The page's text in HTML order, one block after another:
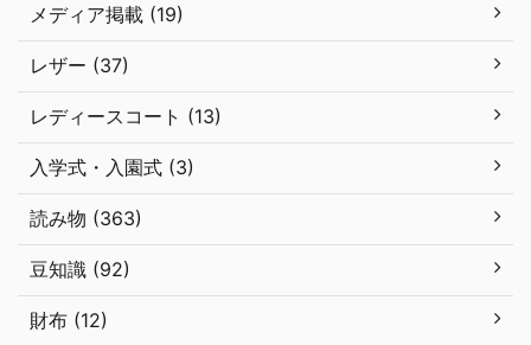
メディア掲載 (19)
レザー (37)
レディースコート (13)
入学式・入園式 (3)
読み物 (363)
豆知識 (92)
財布 (12)